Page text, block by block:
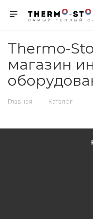
Thermo-
магазин
Главная — Каталог